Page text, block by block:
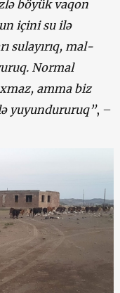
böyük vaqon
içini su ilə
sulayırıq, mal-
Normal
amma biz
yuyundururuq”, –